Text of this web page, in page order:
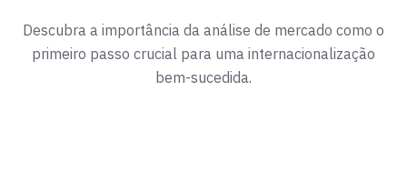
Descubra a importância da análise de mercado como o
primeiro passo crucial para uma internacionalização
bem-sucedida.